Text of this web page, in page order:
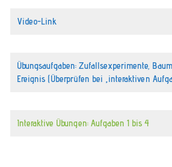
Video-Link
Übungsaufgaben: Zufallsexperimente,
Ereignis (Überprüfen bei „interaktiven
Interaktive Übungen: Aufgaben 1 bis 4